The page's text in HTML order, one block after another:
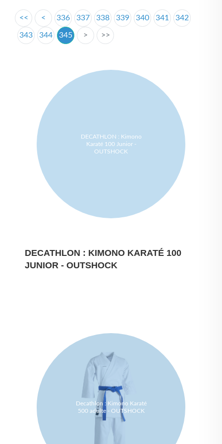
<< < 336 337 338 339 340 341 342
343 344 345 > >>
DECATHLON : Kimono
Karaté 100 Junior -
OUTSHOCK
DECATHLON : KIMONO KARATÉ 100
JUNIOR - OUTSHOCK
Decathlon : Kimono Karaté
500 adulte - OUTSHOCK